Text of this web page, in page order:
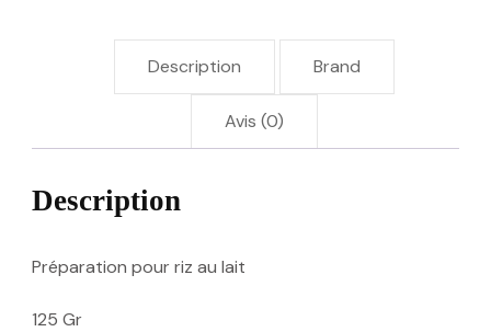
Description Brand
Avis (0)
Description
Préparation pour riz au lait
125 Gr